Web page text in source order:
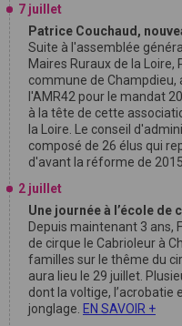
7 juillet
Patrice Couchaud,
Suite à l'assemblée
Maires Ruraux de la Loire,
commune de Champdieu,
l'AMR42 pour le mandat
à la tête de cette
la Loire. Le conseil
composé de 26 élus qui
d'avant la réforme de
2 juillet
Une journée à l’école de
Depuis maintenant 3 ans,
de cirque le Cabrioleur à
familles sur le thême du
aura lieu le 29 juillet.
dont la voltige, l’acrobatie
jonglage. EN SAVOIR +